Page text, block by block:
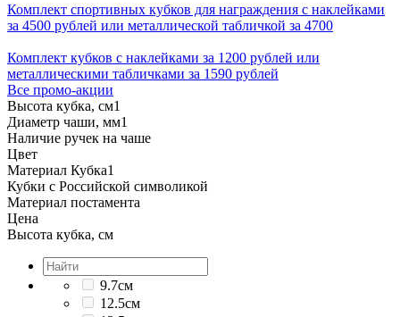
Комплект спортивных кубков для награждения с наклейками
за 4500 рублей или металлической табличкой за 4700
Комплект кубков с наклейками за 1200 рублей или
металлическими табличками за 1590 рублей
Все промо-акции
Высота кубка, см1
Диаметр чаши, мм1
Наличие ручек на чаше
Цвет
Материал Кубка1
Кубки с Российской символикой
Материал постамента
Цена
Высота кубка, см
9.7см
12.5см